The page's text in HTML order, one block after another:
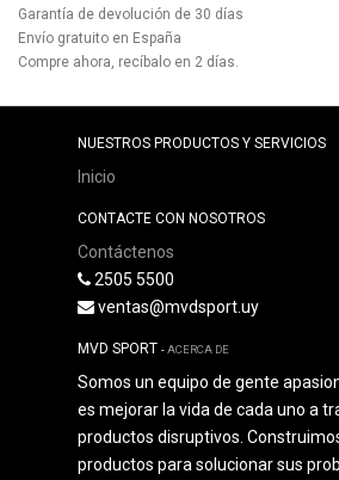
Garantía de devolución de 30 días
Envío gratuito en España
Compre ahora, recíbalo en 2 días.
NUESTROS PRODUCTOS Y SERVICIOS
Inicio
CONTACTE CON NOSOTROS
Contáctenos
2505 5500
ventas@mvdsport.uy
MVD SPORT -ACERCA DE
Somos un equipo de gente
es mejorar la vida de cada uno a
productos disruptivos.
productos para solucionar sus